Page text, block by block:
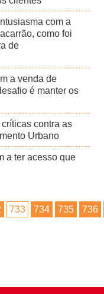
com a
como foi
de
a venda de
é manter os
contra as
Urbano
a ter acesso que
733 734 735 736